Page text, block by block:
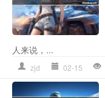
人来说，...
zjd 02-15